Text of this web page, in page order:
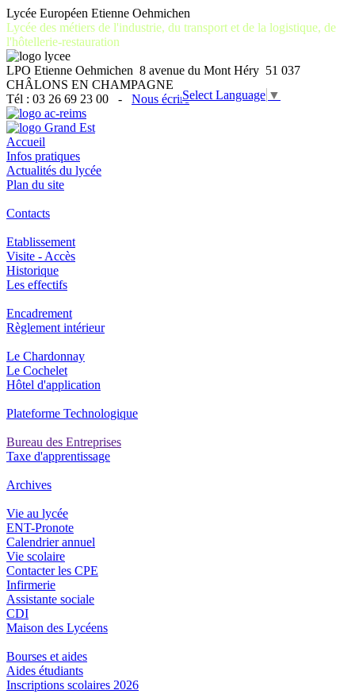
Select Language ▼
Lycée Européen Etienne Oehmichen
Lycée des métiers de l'industrie, du transport et de la logistique, de
l'hôtellerie-restauration
LPO Etienne Oehmichen 8 avenue du Mont Héry 51 037
CHÂLONS EN CHAMPAGNE
Tél : 03 26 69 23 00 - Nous écrire
Accueil
Infos pratiques
Actualités du lycée
Plan du site
Contacts
Etablissement
Visite - Accès
Historique
Les effectifs
Encadrement
Règlement intérieur
Le Chardonnay
Le Cochelet
Hôtel d'application
Plateforme Technologique
Bureau des Entreprises
Taxe d'apprentissage
Archives
Vie au lycée
ENT-Pronote
Calendrier annuel
Vie scolaire
Contacter les CPE
Infirmerie
Assistante sociale
CDI
Maison des Lycéens
Bourses et aides
Aides étudiants
Inscriptions scolaires 2026